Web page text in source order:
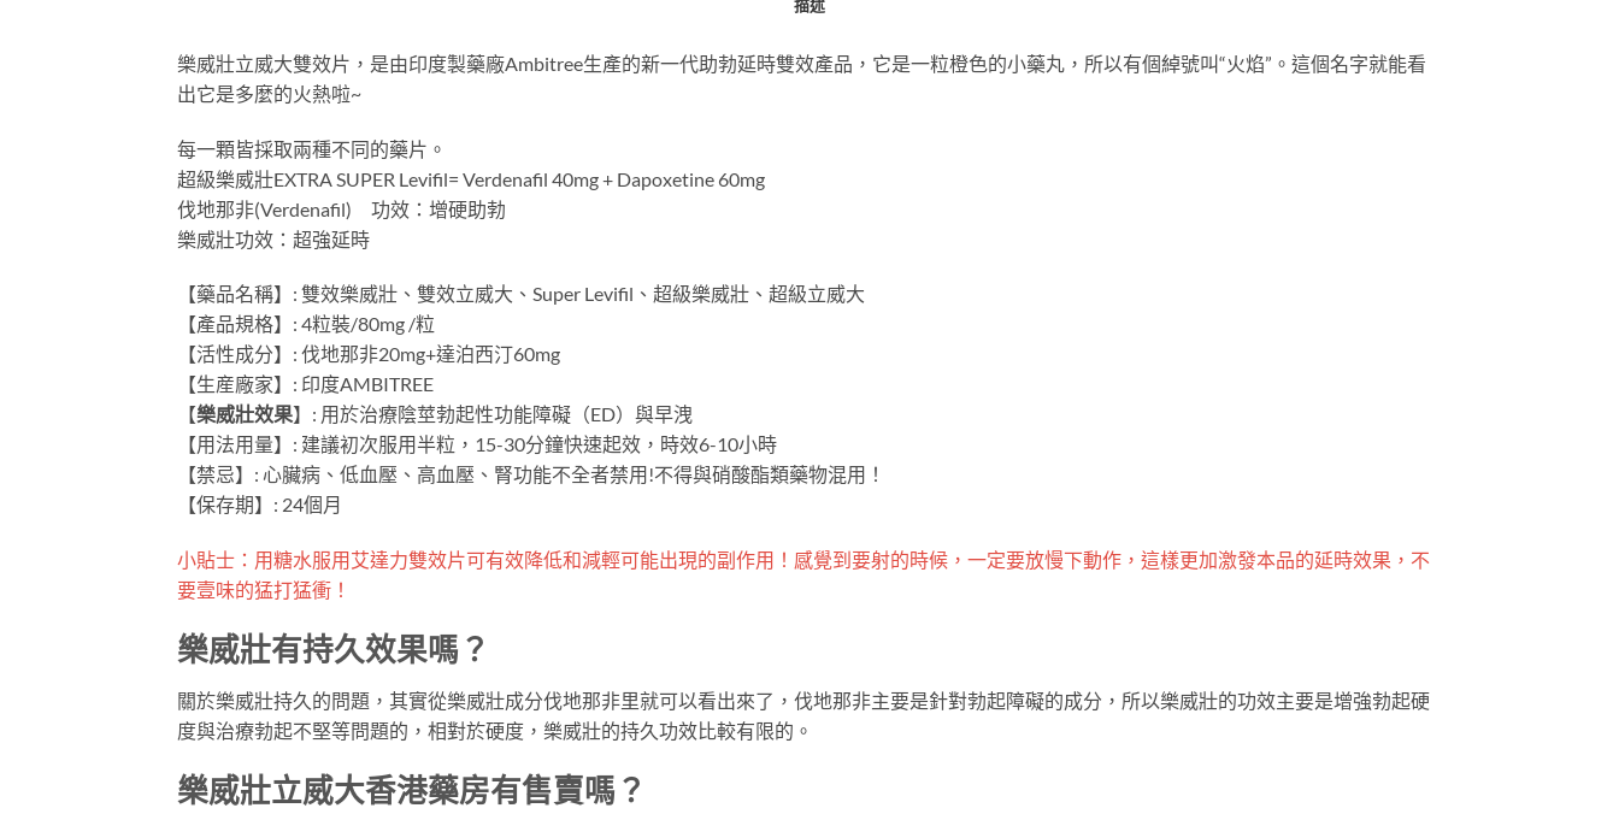
描述
樂威壯立威大雙效片，是由印度製藥廠Ambitree生產的新一代助勃延時雙效產品，它是一粒橙色的小藥丸，所以有個綽號叫“火焰”。這個名字就能看
出它是多麼的火熱啦~
每一顆皆採取兩種不同的藥片。
超級樂威壯EXTRA SUPER Levifil= Verdenafil 40mg + Dapoxetine 60mg
伐地那非(Verdenafil) 功效：增硬助勃
樂威壯功效：超強延時
【藥品名稱】: 雙效樂威壯、雙效立威大、Super Levifil、超級樂威壯、超級立威大
【產品規格】: 4粒裝/80mg /粒
【活性成分】: 伐地那非20mg+達泊西汀60mg
【生産廠家】: 印度AMBITREE
【樂威壯效果】: 用於治療陰莖勃起性功能障礙（ED）與早洩
【用法用量】: 建議初次服用半粒，15-30分鐘快速起效，時效6-10小時
【禁忌】: 心臟病、低血壓、高血壓、腎功能不全者禁用!不得與硝酸酯類藥物混用！
【保存期】: 24個月
小貼士：用糖水服用艾達力雙效片可有效降低和減輕可能出現的副作用！感覺到要射的時候，一定要放慢下動作，這樣更加激發本品的延時效果，不
要壹味的猛打猛衝！
樂威壯有持久效果嗎？
關於樂威壯持久的問題，其實從樂威壯成分伐地那非里就可以看出來了，伐地那非主要是針對勃起障礙的成分，所以樂威壯的功效主要是增強勃起硬
度與治療勃起不堅等問題的，相對於硬度，樂威壯的持久功效比較有限的。
樂威壯立威大香港藥房有售賣嗎？